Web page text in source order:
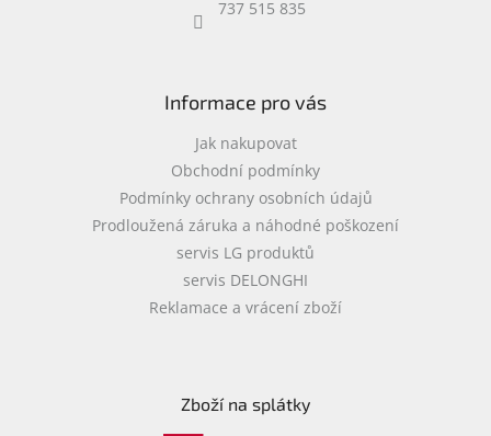
737 515 835
Informace pro vás
Jak nakupovat
Obchodní podmínky
Podmínky ochrany osobních údajů
Prodloužená záruka a náhodné poškození
servis LG produktů
servis DELONGHI
Reklamace a vrácení zboží
Zboží na splátky